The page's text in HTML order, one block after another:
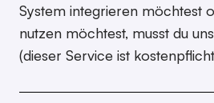
System integrieren möchtest
nutzen möchtest, musst du
(dieser Service ist